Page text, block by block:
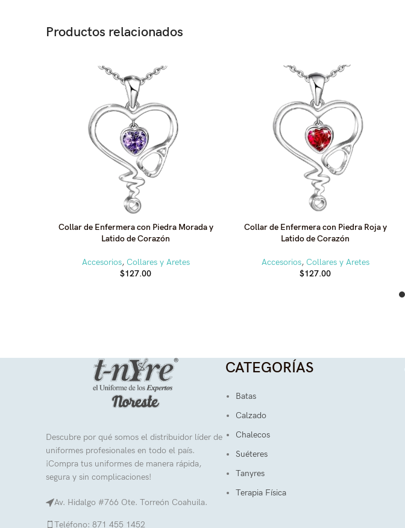
Productos relacionados
Collar de Enfermera con Piedra Morada y
Latido de Corazón
Accesorios, Collares y Aretes
$127.00
Collar de Enfermera con Piedra Roja y
Latido de Corazón
Accesorios, Collares y Aretes
$127.00
Descubre por qué somos el distribuidor líder de
uniformes profesionales en todo el país.
¡Compra tus uniformes de manera rápida,
segura y sin complicaciones!
Av. Hidalgo #766 Ote. Torreón Coahuila.
Teléfono: 871 455 1452
CATEGORÍAS
Batas
Calzado
Chalecos
Suéteres
Tanyres
Terapia Física